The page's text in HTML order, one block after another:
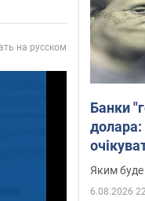
на русском
Банки
долара:
Яким
6.08.2026